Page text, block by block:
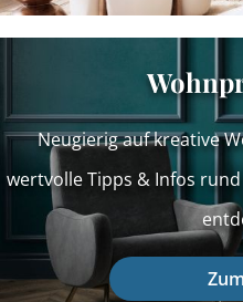
Neugierig auf kreative
wertvolle Tipps & Infos